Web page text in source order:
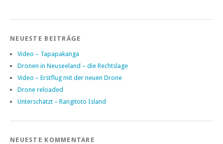
NEUESTE BEITRÄGE
Video – Tapapakanga
Dronen in Neuseeland – die Rechtslage
Video – Erstflug mit der neuen Drone
Drone reloaded
Unterschätzt – Rangitoto Island
NEUESTE KOMMENTARE